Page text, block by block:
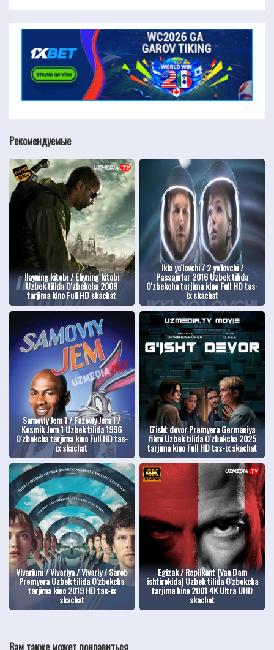
Рекомендуемые
Ilayning kitobi / Eliyning kitobi
Uzbek tilida O'zbekcha 2009
tarjima kino Full HD skachat
Ikki yo'lovchi / 2 yo'lovchi /
Passajirlar 2016 Uzbek tilida
O'zbekcha tarjima kino Full HD tas-
ix skachat
Samoviy Jem 1 / Fazoviy Jem 1 /
Kosmik Jem 1 Uzbek tilida 1996
O'zbekcha tarjima kino Full HD tas-
ix skachat
G'isht devor Premyera Germaniya
filmi Uzbek tilida O'zbekcha 2025
tarjima kino Full HD tas-ix skachat
Vivarium / Vivariya / Vivariy / Sarob
Premyera Uzbek tilida O'zbekcha
tarjima kino 2019 HD tas-ix
skachat
Egizak / Replikant (Van Dam
ishtirokida) Uzbek tilida O'zbekcha
tarjima kino 2001 4K Ultra UHD
skachat
Вам также может понравиться